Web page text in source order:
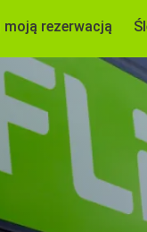
moją rezerwacją